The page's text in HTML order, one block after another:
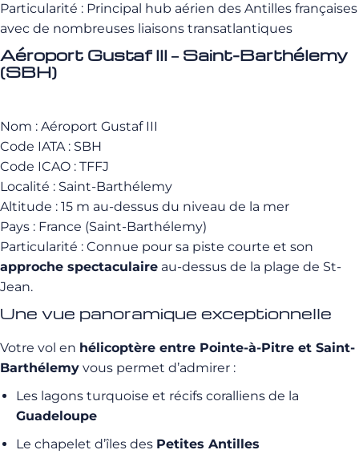
Particularité : Principal hub aérien des Antilles françaises
avec de nombreuses liaisons transatlantiques
Aéroport Gustaf III – Saint-Barthélemy
(SBH)
Nom : Aéroport Gustaf III
Code IATA : SBH
Code ICAO : TFFJ
Localité : Saint-Barthélemy
Altitude : 15 m au-dessus du niveau de la mer
Pays : France (Saint-Barthélemy)
Particularité : Connue pour sa piste courte et son
approche spectaculaire au-dessus de la plage de St-
Jean.
Une vue panoramique exceptionnelle
Votre vol en hélicoptère entre Pointe-à-Pitre et Saint-
Barthélemy vous permet d’admirer :
Les lagons turquoise et récifs coralliens de la
Guadeloupe
Le chapelet d’îles des Petites Antilles